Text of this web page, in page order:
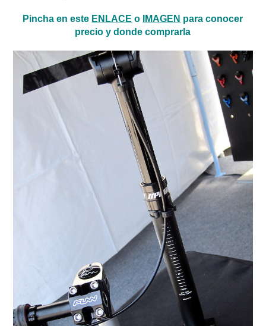
Pincha en este ENLACE o IMAGEN para conocer
precio y donde comprarla